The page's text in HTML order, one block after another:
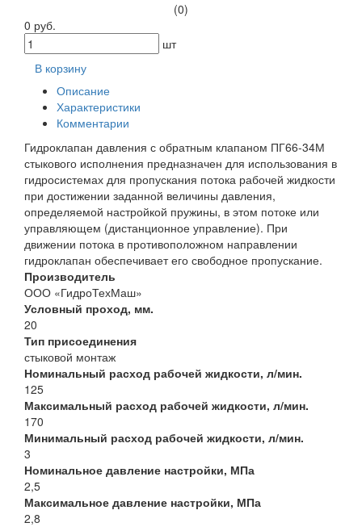
(0)
0 руб.
шт
В корзину
Описание
Характеристики
Комментарии
Гидроклапан давления с обратным клапаном ПГ66-34М
стыкового исполнения предназначен для использования в
гидросистемах для пропускания потока рабочей жидкости
при достижении заданной величины давления,
определяемой настройкой пружины, в этом потоке или
управляющем (дистанционное управление). При
движении потока в противоположном направлении
гидроклапан обеспечивает его свободное пропускание.
Производитель
ООО «ГидроТехМаш»
Условный проход, мм.
20
Тип присоединения
стыковой монтаж
Номинальный расход рабочей жидкости, л/мин.
125
Максимальный расход рабочей жидкости, л/мин.
170
Минимальный расход рабочей жидкости, л/мин.
3
Номинальное давление настройки, МПа
2,5
Максимальное давление настройки, МПа
2,8